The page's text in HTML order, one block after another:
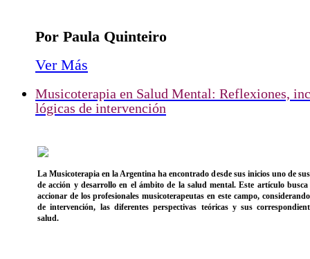
Por Paula Quinteiro
Ver Más
Musicoterapia en Salud Mental: Reflexiones,
lógicas de intervención
La Musicoterapia en la Argentina ha encontrado desde sus inicios uno de
de acción y desarrollo en el ámbito de la salud mental. Este artículo
accionar de los profesionales musicoterapeutas en este campo,
de intervención, las diferentes perspectivas teóricas y sus
salud.